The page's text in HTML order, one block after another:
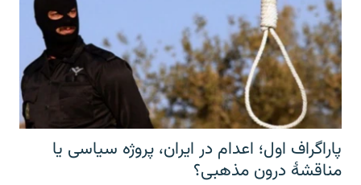
پاراگراف اول؛ اعدام در ایران، پروژه سیاسی یا
مناقشهٔ درون مذهبی؟